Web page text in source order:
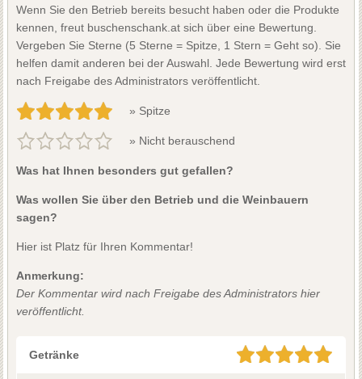
Wenn Sie den Betrieb bereits besucht haben oder die Produkte
kennen, freut buschenschank.at sich über eine Bewertung.
Vergeben Sie Sterne (5 Sterne = Spitze, 1 Stern = Geht so). Sie
helfen damit anderen bei der Auswahl. Jede Bewertung wird erst
nach Freigabe des Administrators veröffentlicht.
» Spitze
» Nicht berauschend
Was hat Ihnen besonders gut gefallen?
Was wollen Sie über den Betrieb und die Weinbauern
sagen?
Hier ist Platz für Ihren Kommentar!
Anmerkung:
Der Kommentar wird nach Freigabe des Administrators hier
veröffentlicht.
Getränke